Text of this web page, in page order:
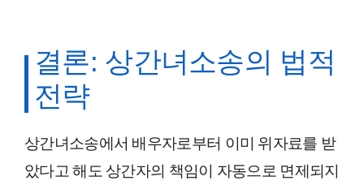
결론: 상간녀소송의 법적
전략
상간녀소송에서 배우자로부터 이미 위자료를 받
았다고 해도 상간자의 책임이 자동으로 면제되지